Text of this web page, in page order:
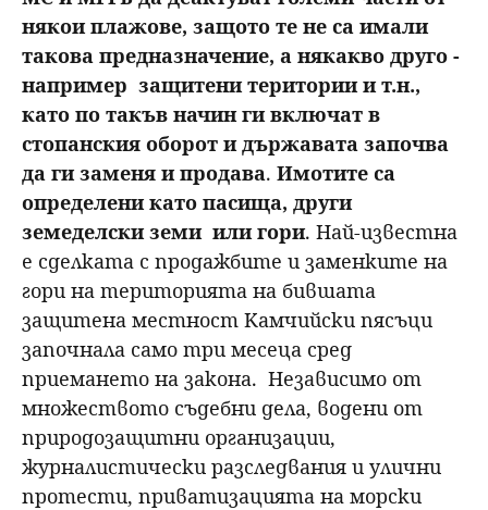
някои плажове, защото те не са имали
такова предназначение, а някакво друго -
например защитени територии и т.н.,
като по такъв начин ги включат в
стопанския оборот и държавата започва
да ги заменя и продава. Имотите са
определени като пасища, други
земеделски земи или гори. Най-известна
е сделката с продажбите и заменките на
гори на територията на бившата
защитена местност Камчийски пясъци
започнала само три месеца сред
приемането на закона. Независимо от
множеството съдебни дела, водени от
природозащитни организации,
журналистически разследвания и улични
протести, приватизацията на морски